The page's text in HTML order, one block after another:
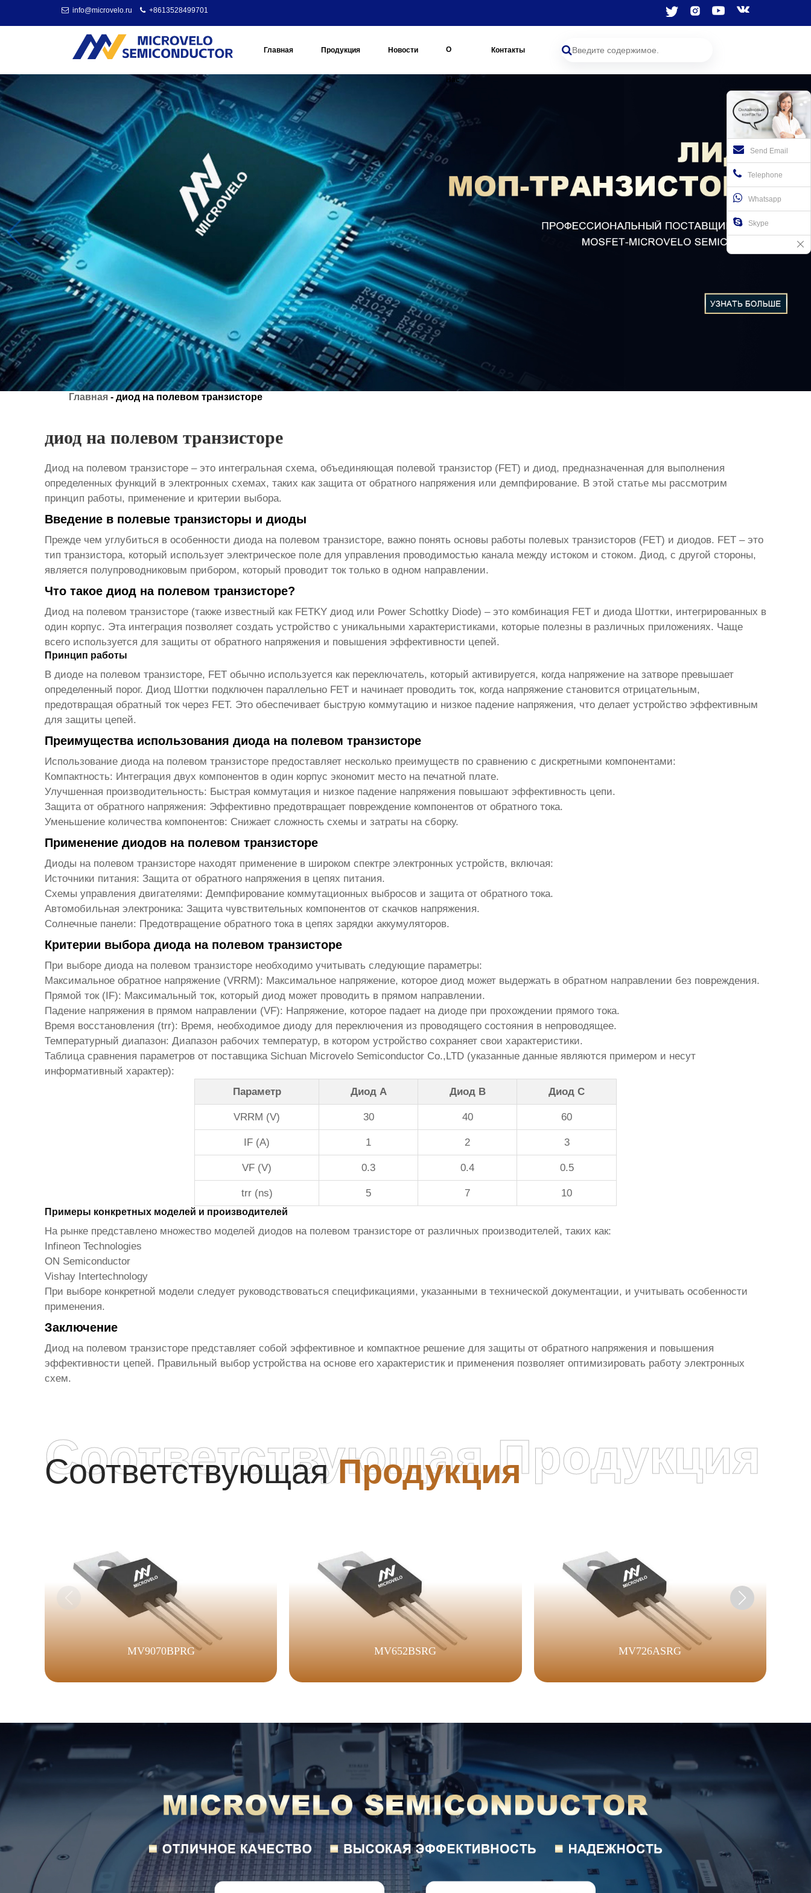
info@microvelo.ru +8613528499701
Главная Продукция Новости О
Нас
Контакты
Главная - диод на полевом транзисторе
диод на полевом транзисторе
Диод на полевом транзисторе– это интегральная схема, объединяющая полевой транзистор (FET) и диод, предназначенная для выполнения
определенных функций в электронных схемах, таких как защита от обратного напряжения или демпфирование. В этой статье мы рассмотрим
принцип работы, применение и критерии выбора.
Введение в полевые транзисторы и диоды
Прежде чем углубиться в особенности диода на полевом транзисторе, важно понять основы работы полевых транзисторов (FET) и диодов. FET – это
тип транзистора, который использует электрическое поле для управления проводимостью канала между истоком и стоком. Диод, с другой стороны,
является полупроводниковым прибором, который проводит ток только в одном направлении.
Что такое диод на полевом транзисторе?
Диод на полевом транзисторе(также известный как FETKY диод или Power Schottky Diode) – это комбинация FET и диода Шоттки, интегрированных в
один корпус. Эта интеграция позволяет создать устройство с уникальными характеристиками, которые полезны в различных приложениях. Чаще
всего используется для защиты от обратного напряжения и повышения эффективности цепей.
Принцип работы
В диоде на полевом транзисторе, FET обычно используется как переключатель, который активируется, когда напряжение на затворе превышает
определенный порог. Диод Шоттки подключен параллельно FET и начинает проводить ток, когда напряжение становится отрицательным,
предотвращая обратный ток через FET. Это обеспечивает быструю коммутацию и низкое падение напряжения, что делает устройство эффективным
для защиты цепей.
Преимущества использования диода на полевом транзисторе
Использование диода на полевом транзисторепредоставляет несколько преимуществ по сравнению с дискретными компонентами:
Компактность: Интеграция двух компонентов в один корпус экономит место на печатной плате.
Улучшенная производительность: Быстрая коммутация и низкое падение напряжения повышают эффективность цепи.
Защита от обратного напряжения: Эффективно предотвращает повреждение компонентов от обратного тока.
Уменьшение количества компонентов: Снижает сложность схемы и затраты на сборку.
Применение диодов на полевом транзисторе
Диоды на полевом транзисторенаходят применение в широком спектре электронных устройств, включая:
Источники питания: Защита от обратного напряжения в цепях питания.
Схемы управления двигателями: Демпфирование коммутационных выбросов и защита от обратного тока.
Автомобильная электроника: Защита чувствительных компонентов от скачков напряжения.
Солнечные панели: Предотвращение обратного тока в цепях зарядки аккумуляторов.
Критерии выбора диода на полевом транзисторе
При выборе диода на полевом транзисторенеобходимо учитывать следующие параметры:
Максимальное обратное напряжение (VRRM): Максимальное напряжение, которое диод может выдержать в обратном направлении без повреждения.
Прямой ток (IF): Максимальный ток, который диод может проводить в прямом направлении.
Падение напряжения в прямом направлении (VF): Напряжение, которое падает на диоде при прохождении прямого тока.
Время восстановления (trr): Время, необходимое диоду для переключения из проводящего состояния в непроводящее.
Температурный диапазон: Диапазон рабочих температур, в котором устройство сохраняет свои характеристики.
Таблица сравнения параметров от поставщика Sichuan Microvelo Semiconductor Co.,LTD(указанные данные являются примером и несут
информативный характер):
Параметр
Диод A Диод B Диод C
VRRM (V) 30 40 60
IF (A) 1 2 3
VF (V) 0.3 0.4 0.5
trr (ns) 5 7 10
Примеры конкретных моделей и производителей
На рынке представлено множество моделей диодов на полевом транзистореот различных производителей, таких как:
Infineon Technologies
ON Semiconductor
Vishay Intertechnology
При выборе конкретной модели следует руководствоваться спецификациями, указанными в технической документации, и учитывать особенности
применения.
Заключение
Диод на полевом транзисторепредставляет собой эффективное и компактное решение для защиты от обратного напряжения и повышения
эффективности цепей. Правильный выбор устройства на основе его характеристик и применения позволяет оптимизировать работу электронных
схем.
СоответствующаяПродукция
Соответствующая Продукция
MV9070BPRG MV652BSRG MV726ASRG
Send Email
Telephone
Whatsapp
Skype